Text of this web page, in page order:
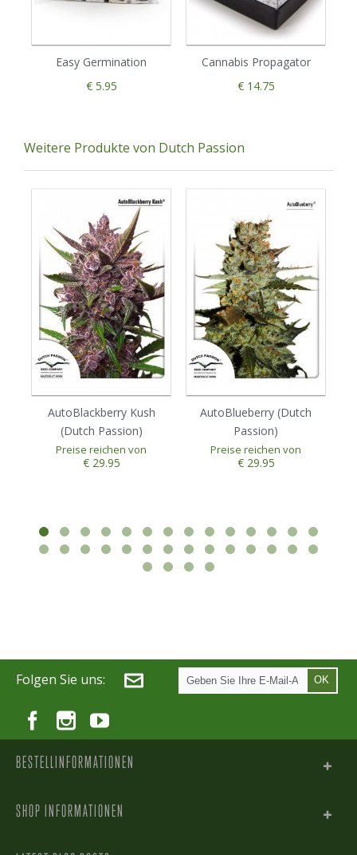
Easy Germination
€ 5.95
Cannabis Propagator
€ 14.75
Weitere Produkte von Dutch Passion
AutoBlackberry Kush
(Dutch Passion)
Preise reichen von
€ 29.95
AutoBlueberry (Dutch
Passion)
Preise reichen von
€ 29.95
Folgen Sie uns: OK
BESTELLINFORMATIONEN
SHOP INFORMATIONEN